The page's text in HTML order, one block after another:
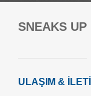
SNEAKS UP
ULAŞIM &
Forum